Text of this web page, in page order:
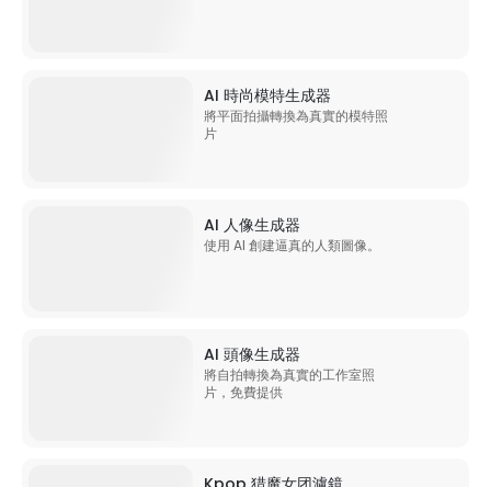
AI 時尚模特生成器
將平面拍攝轉換為真實的模特照
片
AI 人像生成器
使用 AI 創建逼真的人類圖像。
AI 頭像生成器
將自拍轉換為真實的工作室照
片，免費提供